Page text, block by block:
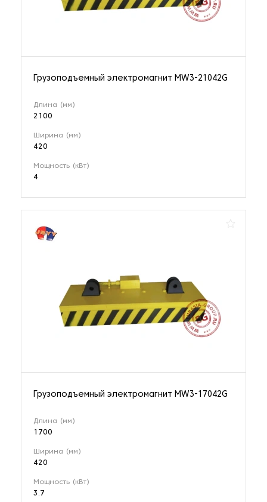
Грузоподъемный электромагнит MW3-21042G
Длина (мм)
2100
Ширина (мм)
420
Мощность (кВт)
4
Грузоподъемный электромагнит MW3-17042G
Длина (мм)
1700
Ширина (мм)
420
Мощность (кВт)
3.7